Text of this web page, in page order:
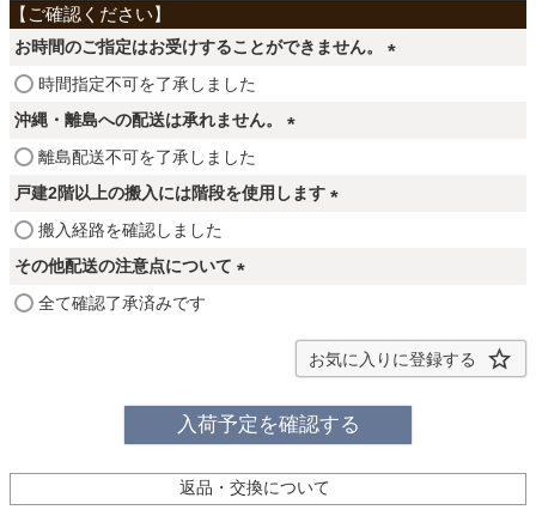
カーテン
ラグ
マット
キッチン用品
お時間のご指定はお受けすることができません。
時間指定不可を了承しました
沖縄・離島への配送は承れません。
必
離島配送不可を了承しました
戸建2階以上の搬入には階段を使用します
搬入経路を確認しました
その他配送の注意点について
全て確認了承済みです
お気に入りに登録する
入荷予定を確認する
返品・交換について